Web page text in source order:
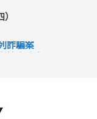
詐騙案
挫車路士